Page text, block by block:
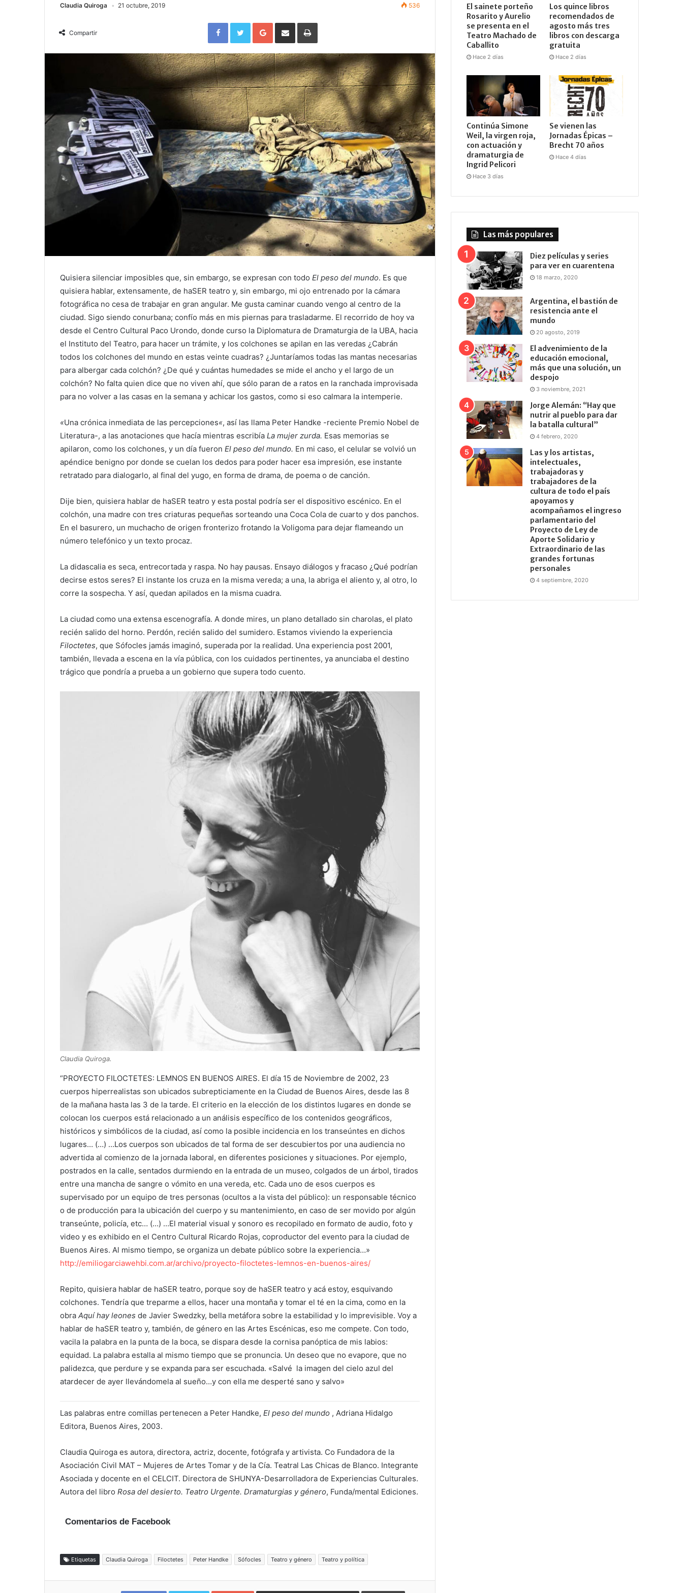
Claudia Quiroga 21 octubre, 2019 536
Compartir
FacebookTwitterGoogle+Compartir por correo electrónicoImprimir
Quisiera silenciar imposibles que, sin embargo, se expresan con todo El peso del mundo. Es que
quisiera hablar, extensamente, de haSER teatro y, sin embargo, mi ojo entrenado por la cámara
fotográfica no cesa de trabajar en gran angular. Me gusta caminar cuando vengo al centro de la
ciudad. Sigo siendo conurbana; confío más en mis piernas para trasladarme. El recorrido de hoy va
desde el Centro Cultural Paco Urondo, donde curso la Diplomatura de Dramaturgia de la UBA, hacia
el Instituto del Teatro, para hacer un trámite, y los colchones se apilan en las veredas ¿Cabrán
todos los colchones del mundo en estas veinte cuadras? ¿Juntaríamos todas las mantas necesarias
para albergar cada colchón? ¿De qué y cuántas humedades se mide el ancho y el largo de un
colchón? No falta quien dice que no viven ahí, que sólo paran de a ratos en la ranchada improvisada
para no volver a las casas en la semana y achicar los gastos, como si eso calmara la intemperie.
«Una crónica inmediata de las percepciones«, así las llama Peter Handke -reciente Premio Nobel de
Literatura-, a las anotaciones que hacía mientras escribía La mujer zurda. Esas memorias se
apilaron, como los colchones, y un día fueron El peso del mundo. En mi caso, el celular se volvió un
apéndice benigno por donde se cuelan los dedos para poder hacer esa impresión, ese instante
retratado para dialogarlo, al final del yugo, en forma de drama, de poema o de canción.
Dije bien, quisiera hablar de haSER teatro y esta postal podría ser el dispositivo escénico. En el
colchón, una madre con tres criaturas pequeñas sorteando una Coca Cola de cuarto y dos panchos.
En el basurero, un muchacho de origen fronterizo frotando la Voligoma para dejar flameando un
número telefónico y un texto procaz.
La didascalia es seca, entrecortada y raspa. No hay pausas. Ensayo diálogos y fracaso ¿Qué podrían
decirse estos seres? El instante los cruza en la misma vereda; a una, la abriga el aliento y, al otro, lo
corre la sospecha. Y así, quedan apilados en la misma cuadra.
La ciudad como una extensa escenografía. A donde mires, un plano detallado sin charolas, el plato
recién salido del horno. Perdón, recién salido del sumidero. Estamos viviendo la experiencia
Filoctetes, que Sófocles jamás imaginó, superada por la realidad. Una experiencia post 2001,
también, llevada a escena en la vía pública, con los cuidados pertinentes, ya anunciaba el destino
trágico que pondría a prueba a un gobierno que supera todo cuento.
Claudia Quiroga.
“PROYECTO FILOCTETES: LEMNOS EN BUENOS AIRES. El día 15 de Noviembre de 2002, 23
cuerpos hiperrealistas son ubicados subrepticiamente en la Ciudad de Buenos Aires, desde las 8
de la mañana hasta las 3 de la tarde. El criterio en la elección de los distintos lugares en donde se
colocan los cuerpos está relacionado a un análisis específico de los contenidos geográficos,
históricos y simbólicos de la ciudad, así como la posible incidencia en los transeúntes en dichos
lugares… (…) …Los cuerpos son ubicados de tal forma de ser descubiertos por una audiencia no
advertida al comienzo de la jornada laboral, en diferentes posiciones y situaciones. Por ejemplo,
postrados en la calle, sentados durmiendo en la entrada de un museo, colgados de un árbol, tirados
entre una mancha de sangre o vómito en una vereda, etc. Cada uno de esos cuerpos es
supervisado por un equipo de tres personas (ocultos a la vista del público): un responsable técnico
o de producción para la ubicación del cuerpo y su mantenimiento, en caso de ser movido por algún
transeúnte, policía, etc… (…) …El material visual y sonoro es recopilado en formato de audio, foto y
video y es exhibido en el Centro Cultural Ricardo Rojas, coproductor del evento para la ciudad de
Buenos Aires. Al mismo tiempo, se organiza un debate público sobre la experiencia…»
http://emiliogarciawehbi.com.ar/archivo/proyecto-filoctetes-lemnos-en-buenos-aires/
Repito, quisiera hablar de haSER teatro, porque soy de haSER teatro y acá estoy, esquivando
colchones. Tendría que treparme a ellos, hacer una montaña y tomar el té en la cima, como en la
obra Aquí hay leones de Javier Swedzky, bella metáfora sobre la estabilidad y lo imprevisible. Voy a
hablar de haSER teatro y, también, de género en las Artes Escénicas, eso me compete. Con todo,
vacila la palabra en la punta de la boca, se dispara desde la cornisa panóptica de mis labios:
equidad. La palabra estalla al mismo tiempo que se pronuncia. Un deseo que no evapore, que no
palidezca, que perdure y se expanda para ser escuchada. «Salvé la imagen del cielo azul del
atardecer de ayer llevándomela al sueño…y con ella me desperté sano y salvo»
Las palabras entre comillas pertenecen a Peter Handke, El peso del mundo , Adriana Hidalgo
Editora, Buenos Aires, 2003.
Claudia Quiroga es autora, directora, actriz, docente, fotógrafa y artivista. Co Fundadora de la
Asociación Civil MAT – Mujeres de Artes Tomar y de la Cía. Teatral Las Chicas de Blanco. Integrante
Asociada y docente en el CELCIT. Directora de SHUNYA-Desarrolladora de Experiencias Culturales.
Autora del libro Rosa del desierto. Teatro Urgente. Dramaturgias y género, Funda/mental Ediciones.
Comentarios de Facebook
Etiquetas Claudia Quiroga Filoctetes Peter Handke Sófocles Teatro y género Teatro y política
El sainete porteño
Rosarito y Aurelio
se presenta en el
Teatro Machado de
Caballito
Hace 2 días
Los quince libros
recomendados de
agosto más tres
libros con descarga
gratuita
Hace 2 días
Continúa Simone
Weil, la virgen roja,
con actuación y
dramaturgia de
Ingrid Pelicori
Hace 3 días
Se vienen las
Jornadas Épicas –
Brecht 70 años
Hace 4 días
Las más populares
Diez películas y series
para ver en cuarentena
18 marzo, 2020
Argentina, el bastión de
resistencia ante el
mundo
20 agosto, 2019
El advenimiento de la
educación emocional,
más que una solución, un
despojo
3 noviembre, 2021
Jorge Alemán: “Hay que
nutrir al pueblo para dar
la batalla cultural”
4 febrero, 2020
Las y los artistas,
intelectuales,
trabajadoras y
trabajadores de la
cultura de todo el país
apoyamos y
acompañamos el ingreso
parlamentario del
Proyecto de Ley de
Aporte Solidario y
Extraordinario de las
grandes fortunas
personales
4 septiembre, 2020